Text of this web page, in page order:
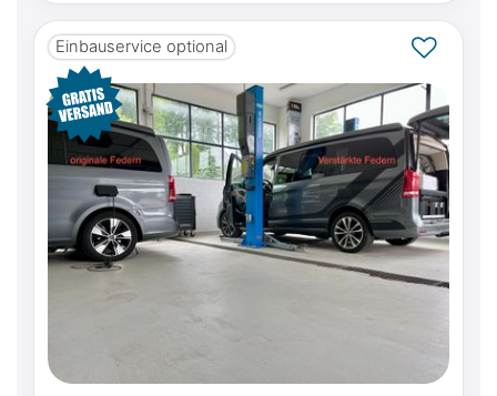
Einbauservice optional